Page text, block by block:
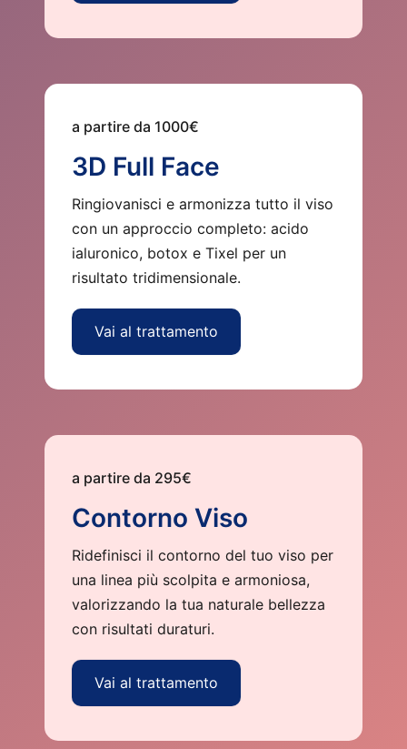
a partire da 1000€
3D Full Face
Ringiovanisci e armonizza tutto il viso
con un approccio completo: acido
ialuronico, botox e Tixel per un
risultato tridimensionale.
Vai al trattamento
a partire da 295€
Contorno Viso
Ridefinisci il contorno del tuo viso per
una linea più scolpita e armoniosa,
valorizzando la tua naturale bellezza
con risultati duraturi.
Vai al trattamento